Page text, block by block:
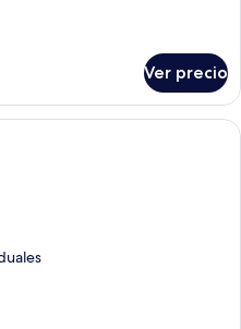
Ver precio
Habitación de hotel con cama,